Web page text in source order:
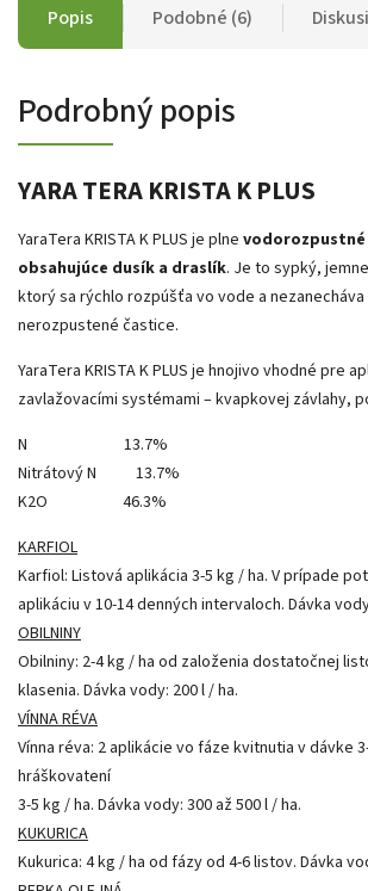
Popis Podobné (6)
Podrobný popis
YARA TERA KRISTA K PLUS
YaraTera KRISTA K PLUS je plne
obsahujúce dusík a draslík. Je to sypký,
ktorý sa rýchlo rozpúšťa vo vode a nezanecháva
nerozpustené častice.
YaraTera KRISTA K PLUS je hnojivo vhodné pre
zavlažovacími systémami – kvapkovej závlahy,
N 13.7%
Nitrátový N 13.7%
K2O 46.3%
KARFIOL
Karfiol: Listová aplikácia 3-5 kg ​​/ ha. V prípade
aplikáciu v 10-14 denných intervaloch. Dávka
OBILNINY
Obilniny: 2-4 kg / ha od založenia dostatočnej
klasenia. Dávka vody: 200 l / ha.
VÍNNA RÉVA
Vínna réva: 2 aplikácie vo fáze kvitnutia v dávke
hráškovatení
3-5 kg ​​/ ha. Dávka vody: 300 až 500 l / ha.
KUKURICA
Kukurica: 4 kg / ha od fázy od 4-6 listov. Dávka